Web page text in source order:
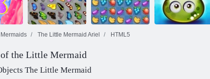
Prinzessin oder
Günstling
Prinzessin im
Urlaub
Kleiderschrank
Swap
Schmetterlings
Kyodai
Mermaids The Little Mermaid Ariel HTML5
of the Little Mermaid
The Little Mermaid